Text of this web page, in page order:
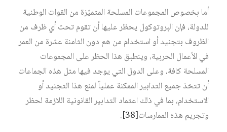
أما بخصوص المجموعات المسلحة المتميّزة من القوات الوطنية
للدولة، فإن البروتوكول يحظر عليها أن تقوم تحت أي ظرف من
الظروف بتجنيد أو استخدام من هم دون الثامنة عشرة من العمر
في الأعمال الحربية، وينطبق هذا الحظر على المجموعات
المسلحة كافة، وعلى الدول التي يوجد فيها مثل هذه الجماعات
أن تتخذ جميع التدابير الممكنة عملياً لمنع هذا التجنيد أو
الاستخدام، بما في ذلك اعتماد التدابير القانونية اللازمة لحظر
وتجريم هذه الممارسات[38]
.